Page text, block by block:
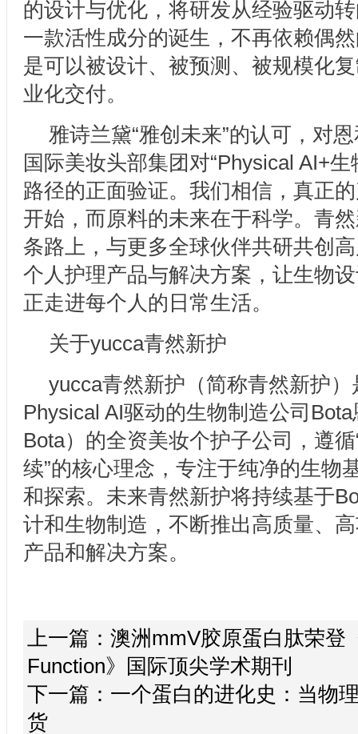
的设计与优化，将研发从经验驱动
一款活性成分的诞生，不再依赖偶
是可以被设计、被预测、被规模化
业化交付。
雅诗兰黛“雅创未来”的认可，对
国际美妆头部集团对“Physical AI+
路径的正面验证。我们相信，真正
开始，而原料的未来在于科学。青
条路上，与更多全球伙伴共研共创
个人护理产品与解决方案，让生物
正走进每个人的日常生活。
关于yucca青然新护
yucca青然新护（简称青然新护
Physical AI驱动的生物制造公司
Bota）的全资美妆个护子公司，遵
续”的核心理念，专注于纯净的生物
和探索。未来青然新护将持续基于
计和生物制造，不断推出高质量、
产品和解决方案。
上一篇： 澳洲mmV胶原蛋白肽荣登
Function》国际顶尖学术期刊
下一篇： 一个蛋白的进化史：当物
货